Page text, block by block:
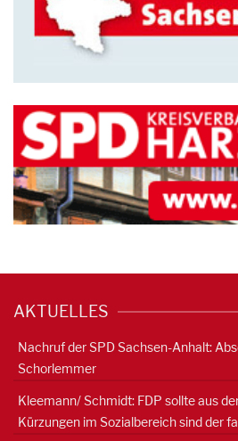
AKTUELLES
Nachruf der SPD Sachsen-Anhalt:
Schorlemmer
Kleemann/ Schmidt: FDP sollte aus
Kürzungen im Sozialbereich sind der